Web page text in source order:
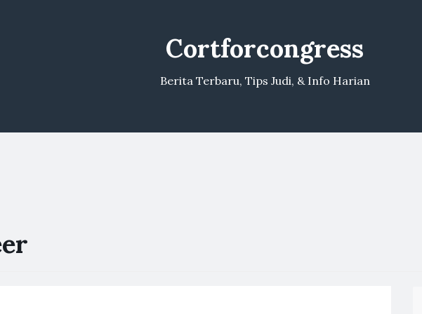
Cortforcongress
Berita Terbaru, Tips Judi, & Info Harian